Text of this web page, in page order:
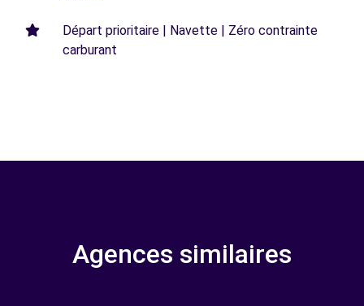
Départ prioritaire | Navette | Zéro contrainte
carburant
Agences similaires